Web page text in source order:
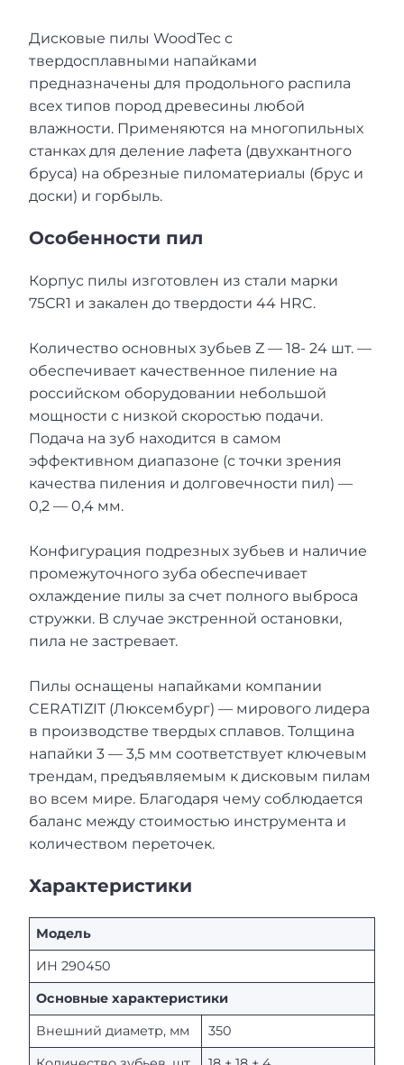
Дисковые пилы WoodTec с
твердосплавными напайками
предназначены для продольного распила
всех типов пород древесины любой
влажности. Применяются на многопильных
станках для деление лафета (двухкантного
бруса) на обрезные пиломатериалы (брус и
доски) и горбыль.
Особенности пил
Корпус пилы изготовлен из стали марки
75СR1 и закален до твердости 44 HRC.
Количество основных зубьев Z — 18- 24 шт. —
обеспечивает качественное пиление на
российском оборудовании небольшой
мощности с низкой скоростью подачи.
Подача на зуб находится в самом
эффективном диапазоне (с точки зрения
качества пиления и долговечности пил) —
0,2 — 0,4 мм.
Конфигурация подрезных зубьев и наличие
промежуточного зуба обеспечивает
охлаждение пилы за счет полного выброса
стружки. В случае экстренной остановки,
пила не застревает.
Пилы оснащены напайками компании
CERАTIZIT (Люксембург) — мирового лидера
в производстве твердых сплавов. Толщина
напайки 3 — 3,5 мм соответствует ключевым
трендам, предъявляемым к дисковым пилам
во всем мире. Благодаря чему соблюдается
баланс между стоимостью инструмента и
количеством переточек.
Характеристики
Модель
ИН 290450
Основные характеристики
Внешний диаметр, мм
350